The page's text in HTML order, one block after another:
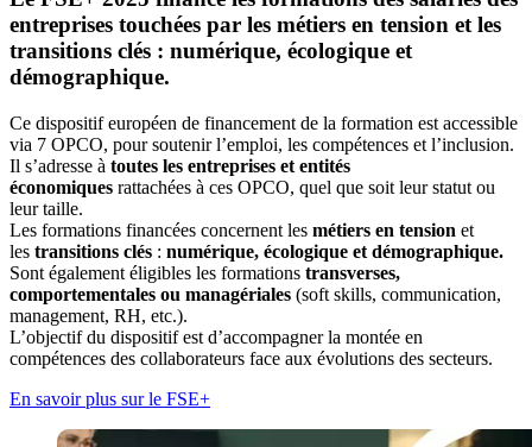
entreprises touchées par les métiers en tension et les
transitions clés : numérique, écologique et
démographique.
Ce dispositif européen de financement de la formation est accessible
via 7 OPCO, pour soutenir l’emploi, les compétences et l’inclusion.
Il s’adresse à toutes les entreprises et entités
économiques rattachées à ces OPCO, quel que soit leur statut ou
leur taille.
Les formations financées concernent les métiers en tension et
les transitions clés : numérique, écologique et démographique.
Sont également éligibles les formations transverses,
comportementales ou managériales (soft skills, communication,
management, RH, etc.).
L’objectif du dispositif est d’accompagner la montée en
compétences des collaborateurs face aux évolutions des secteurs.
En savoir plus sur le FSE+